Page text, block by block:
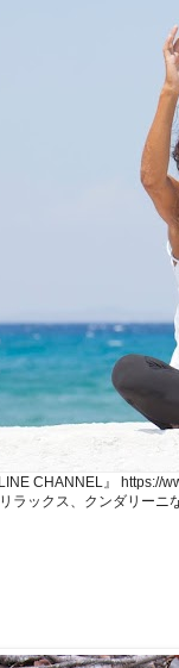
CHANNEL』
ラックス、クンダリー